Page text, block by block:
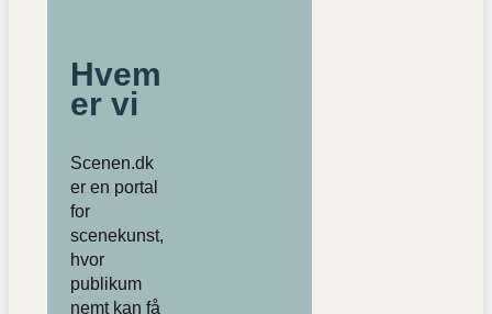
Hvem
er vi
Scenen.dk
er en portal
for
scenekunst,
hvor
publikum
nemt kan få